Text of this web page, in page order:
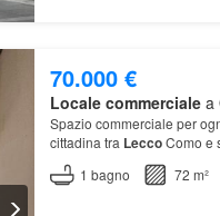
70.000 €
Locale commercialea
Spazio commerciale per
cittadina tra LeccoComo e
1 bagno 72 m²